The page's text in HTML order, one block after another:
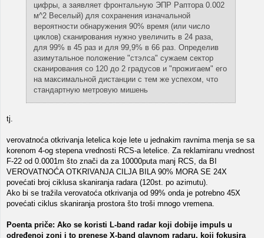
цифры, а заявляет фронтальную ЭПР Раптора 0.002
м^2 Веселый) для сохранения изначальной
вероятности обнаружения 90% время (или число
циклов) сканирования нужно увеличить в 24 раза,
для 99% в 45 раз и для 99,9% в 66 раз. Определив
азимутальное положение "стэлса" сужаем сектор
сканирования со 120 до 2 градусов и "прожигаем" его
на максимальной дистанции с тем же успехом, что
стандартную метровую мишень
tj.
verovatnoća otkrivanja letelica koje lete u jednakim ravnima menja se sa
korenom 4-og stepena vrednosti RCS-a letelice. Za reklamiranu vrednost
F-22 od 0.0001m što znači da za 10000puta manj RCS, da BI
VEROVATNOĆA OTKRIVANJA CILJA BILA 90% MORA SE 24X
povećati broj ciklusa skaniranja radara (120st. po azimutu).
Ako bi se tražila verovatoća otkrivanja od 99% onda je potrebno 45X
povećati ciklus skaniranja prostora što troši mnogo vremena.
Poenta priče: Ako se koristi L-band radar koji dobije impuls u
određenoj zoni i to prenese X-band glavnom radaru, koji fokusira